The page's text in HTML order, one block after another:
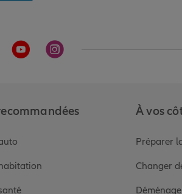
de Allianz
Twitter de Allianz
sur la page Linkedin de Allianz
Aller sur la page Youtube de Allianz
Aller sur la page Instagram de
À vos
Préparer
Changer